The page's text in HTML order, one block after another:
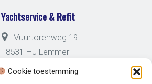
Cookie toestemming
Yachtservice & Refit
Vuurtorenweg 19
8531 HJ Lemmer
+31 (0)88-05 04 133